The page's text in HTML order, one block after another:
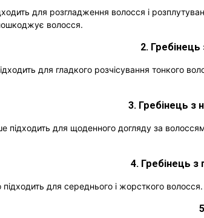
для розгладження волосся і
волосся.
2.
для гладкого розчісування тонкого
3. Гребінець
для щоденного догляду за
4. Гребінець
для середнього і жорсткого